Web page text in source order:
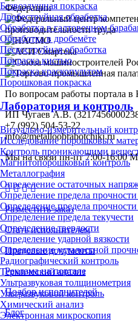
Безвоздушная покраска
Дробеструйная обработка
Обработка в галтовочном
Обработка в дробемёте
Пескоструйная обработка
Покраска кистью
Покраска краскопультом
Порошковая покраска
Лаборатория и контроль
Визуально-измерительный
Исследование порошковых
Контроль проникающими
Магнитопорошковый контроль
Металлография
Определение остаточных
Определение предела
Определение предела
Определение предела текучести
Определение твердости
Определение ударной вязкости
Определение усталостной
Радиографический контроль
Термический анализ
Ультразвуковая толщинометрия
Ультразвуковой контроль
Химический анализ
Электронная микроскопия
По вопросам работы портала в
ИП Чугаев А.В.
+7 (992) 504-53-22
info@metalloobrabotchiki.ru
Мы на связи пн-пт 7:00-16:00
Разместить заказ
Стать исполнителем
Правовые документы
Реклама на портале
Подбор исполнителей
Блог